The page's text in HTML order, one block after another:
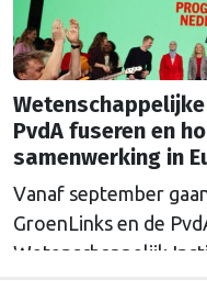
PvdA fuseren en
samenwerking in
Vanaf september
GroenLinks en de
Wetenschappelijk